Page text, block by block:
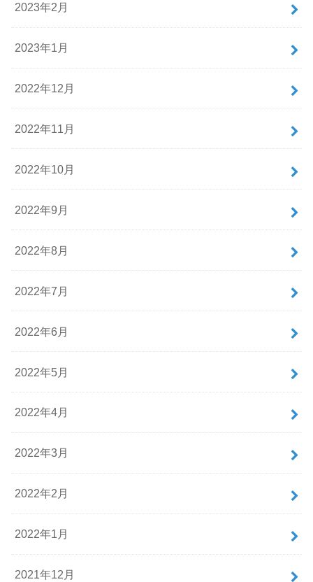
2023年2月
2023年1月
2022年12月
2022年11月
2022年10月
2022年9月
2022年8月
2022年7月
2022年6月
2022年5月
2022年4月
2022年3月
2022年2月
2022年1月
2021年12月